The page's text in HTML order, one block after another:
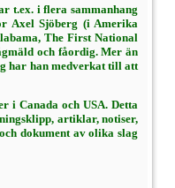
t.ex. i flera sammanhang
Axel Sjöberg (i Amerika
The First National
och fåordig. Mer än
har han medverkat till att
i Canada och USA. Detta
artiklar, notiser,
dokument av olika slag